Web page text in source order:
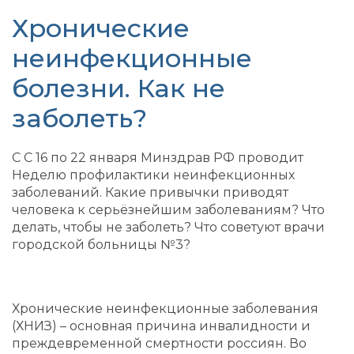
Хронические
неинфекционные
болезни. Как не
заболеть?
С С 16 по 22 января Минздрав РФ проводит
Неделю профилактики неинфекционных
заболеваний. Какие привычки приводят
человека к серьёзнейшим заболеваниям? Что
делать, чтобы не заболеть? Что советуют врачи
городской больницы №3?
Хронические неинфекционные заболевания
(ХНИЗ) – основная причина инвалидности и
преждевременной смертности россиян. Во